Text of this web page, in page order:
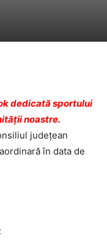
dedicată sportului
noastre.
județean
în data de